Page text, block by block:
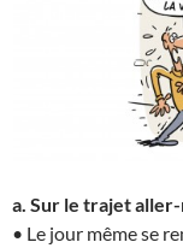
a. Sur le trajet
• Le jour même se